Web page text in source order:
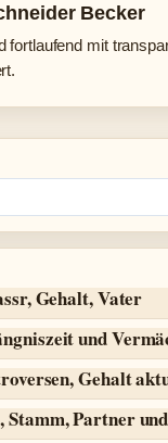
Becker
fortlaufend mit
Gehalt, Vater
und
Gehalt
Stamm, Partner